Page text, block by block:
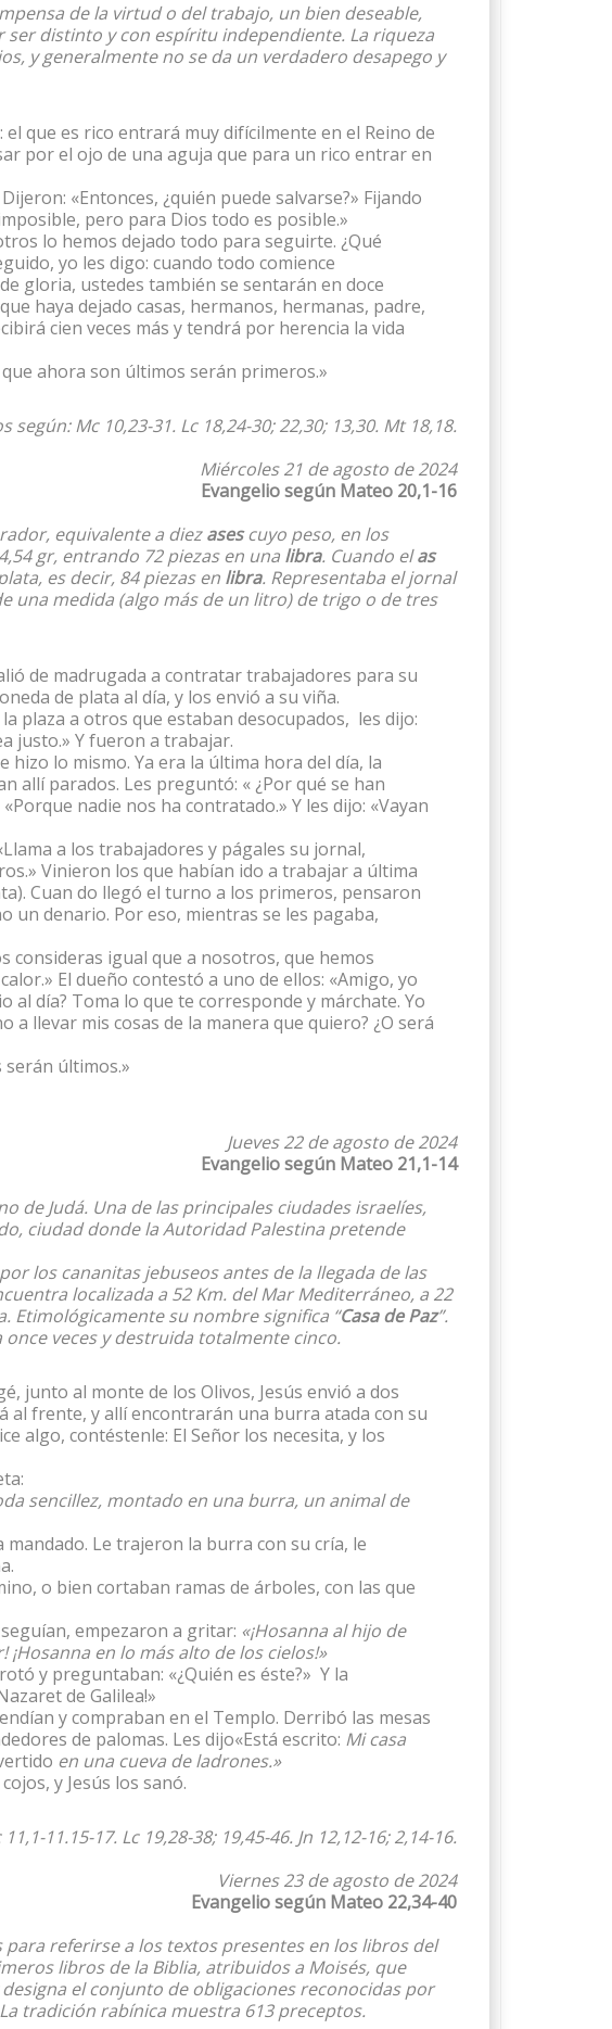
de la virtud o del trabajo, un bien deseable,
distinto y con espíritu independiente. La riqueza
y generalmente no se da un verdadero desapego y
el que es rico entrará muy difícilmente en el Reino de
por el ojo de una aguja que para un rico entrar en
«Entonces, ¿quién puede salvarse?» Fijando
pero para Dios todo es posible.»
lo hemos dejado todo para seguirte. ¿Qué
yo les digo: cuando todo comience
gloria, ustedes también se sentarán en doce
haya dejado casas, hermanos, hermanas, padre,
cien veces más y tendrá por herencia la vida
ahora son últimos serán primeros.»
Mc 10,23-31. Lc 18,24-30; 22,30; 13,30. Mt 18,18.
Miércoles 21 de agosto de 2024
Evangelio según Mateo 20,1-16
equivalente a diezasescuyo peso, en los
gr, entrando 72 piezas en una libra. Cuando elas
es decir, 84 piezas en libra. Representaba el jornal
una medida (algo más de un litro) de trigo o de tres
de madrugada a contratar trabajadores para su
de plata al día, y los envió a su viña.
plaza a otros que estaban desocupados, les dijo:
justo.» Y fueron a trabajar.
hizo lo mismo. Ya era la última hora del día, la
allí parados. Les preguntó: « ¿Por qué se han
nadie nos ha contratado.» Y les dijo: «Vayan
a los trabajadores y págales su jornal,
Vinieron los que habían ido a trabajar a última
Cuan do llegó el turno a los primeros, pensaron
un denario. Por eso, mientras se les pagaba,
consideras igual que a nosotros, que hemos
El dueño contestó a uno de ellos: «Amigo, yo
día? Toma lo que te corresponde y márchate. Yo
llevar mis cosas de la manera que quiero? ¿O será
últimos.»
Jueves 22 de agosto de 2024
Evangelio según Mateo 21,1-14
de Judá. Una de las principales ciudades israelíes,
ciudad donde la Autoridad Palestina pretende
los cananitas jebuseos antes de la llegada de las
localizada a 52 Km. del Mar Mediterráneo, a 22
Etimológicamente su nombre significa “Casa de Paz”.
veces y destruida totalmente cinco.
junto al monte de los Olivos, Jesús envió a dos
al frente, y allí encontrarán una burra atada con su
algo, contéstenle: El Señor los necesita, y los
sencillez, montado en una burra, un animal de
Le trajeron la burra con su cría, le
o bien cortaban ramas de árboles, con las que
empezaron a gritar: «¡Hosanna al hijo de
en lo más alto de los cielos!»
y preguntaban: «¿Quién es éste?» Y la
de Galilea!»
y compraban en el Templo. Derribó las mesas
de palomas. Les dijo«Está escrito: Mi casa
en una cueva de ladrones.»
y Jesús los sanó.
11.15-17. Lc 19,28-38; 19,45-46. Jn 12,12-16; 2,14-16.
Viernes 23 de agosto de 2024
Evangelio según Mateo 22,34-40
referirse a los textos presentes en los libros del
libros de la Biblia, atribuidos a Moisés, que
el conjunto de obligaciones reconocidas por
tradición rabínica muestra 613 preceptos.